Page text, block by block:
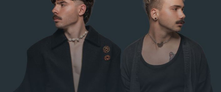
от НК – глоба в размер на 306,77 евро.
С постановление на Районна прокуратура-Габрово
В.А. е бил задържан за срок до 72 часа, а с
определение на Районен съд-Габрово спрямо него е
взета мярка за неотклонение „домашен арест“.
Съдебният акт е окончателен.